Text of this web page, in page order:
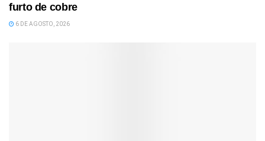
furto de cobre
6 DE AGOSTO, 2026